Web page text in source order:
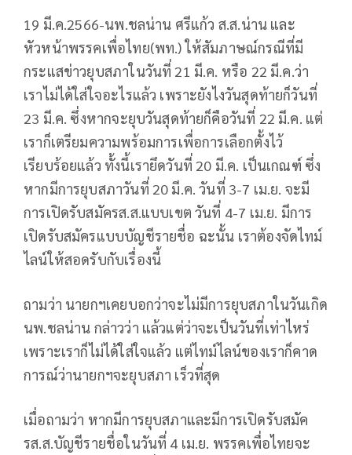
19 มี.ค.2566-นพ.ชลน่าน ศรีแก้ว ส.ส.น่าน และ
หัวหน้าพรรคเพื่อไทย(พท.) ให้สัมภาษณ์กรณีที่มี
กระแสข่าวยุบสภาในวันที่ 21 มี.ค. หรือ 22 มี.ค.ว่า
เราไม่ได้ใส่ใจอะไรแล้ว เพราะยังไงวันสุดท้ายก็วันที่
23 มี.ค. ซึ่งหากจะยุบวันสุดท้ายก็คือวันที่ 22 มี.ค. แต่
เราก็เตรียมความพร้อมการเพื่อการเลือกตั้งไว้
เรียบร้อยแล้ว ทั้งนี้เรายึดวันที่ 20 มี.ค. เป็นเกณฑ์ ซึ่ง
หากมีการยุบสภาวันที่ 20 มี.ค. วันที่ 3-7 เม.ย. จะมี
การเปิดรับสมัครส.ส.แบบเขต วันที่ 4-7 เม.ย. มีการ
เปิดรับสมัครแบบบัญชีรายชื่อ ฉะนั้น เราต้องจัดไทม์
ไลน์ให้สอดรับกับเรื่องนี้
ถามว่า นายกฯเคยบอกว่าจะไม่มีการยุบสภาในวันเกิด
นพ.ชลน่าน กล่าวว่า แล้วแต่ว่าจะเป็นวันที่เท่าไหร่
เพราะเราก็ไม่ได้ใส่ใจแล้ว แต่ไทม์ไลน์ของเราก็คาด
การณ์ว่านายกฯจะยุบสภา เร็วที่สุด
เมื่อถามว่า หากมีการยุบสภาและมีการเปิดรับสมัค
รส.ส.บัญชีรายชื่อในวันที่ 4 เม.ย. พรรคเพื่อไทยจะ